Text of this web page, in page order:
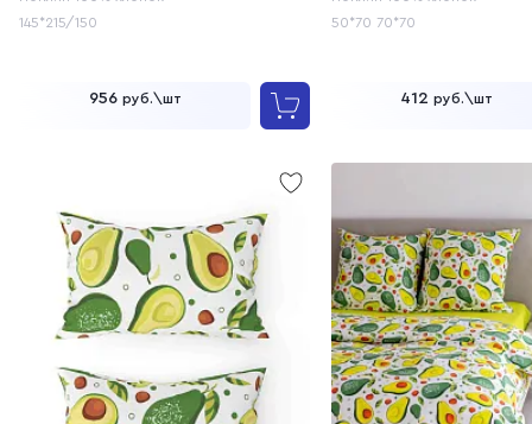
145*215/150
956 руб.\шт
50*70 70*70
412 руб.\шт